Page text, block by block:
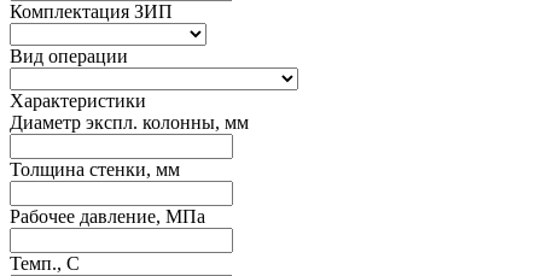
Комплектация ЗИП
Вид операции
Характеристики
Диаметр экспл. колонны, мм
Толщина стенки, мм
Рабочее давление, МПа
Темп., С